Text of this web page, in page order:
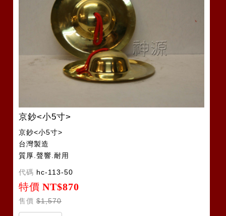
京鈔<小5寸>
京鈔<小5寸>
台灣製造
質厚.聲響.耐用
代碼 hc-113-50
特價 NT$870
售價 $1,570